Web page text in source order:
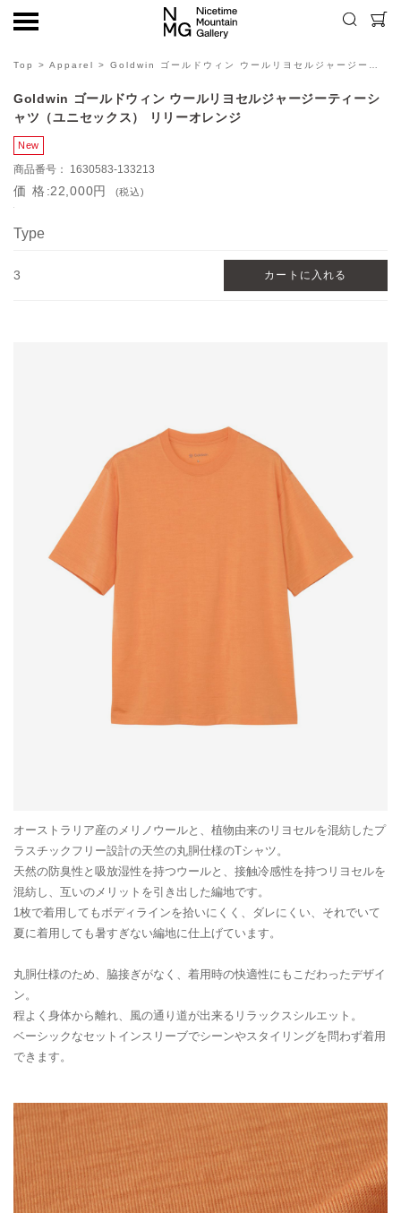
Top > Apparel > Goldwin ゴールドウィン ウールリヨセルジャージーティーシャツ（ユニセックス） リリーオレンジ
Goldwin ゴールドウィン ウールリヨセルジャージーティーシ
ャツ（ユニセックス） リリーオレンジ
1630583-133213
価格22,000円 (税込)
Type
3
オーストラリア産のメリノウールと、植物由来のリヨセルを混紡したプ
ラスチックフリー設計の天竺の丸胴仕様のTシャツ。
天然の防臭性と吸放湿性を持つウールと、接触冷感性を持つリヨセルを
混紡し、互いのメリットを引き出した編地です。
1枚で着用してもボディラインを拾いにくく、ダレにくい、それでいて
夏に着用しても暑すぎない編地に仕上げています。
丸胴仕様のため、脇接ぎがなく、着用時の快適性にもこだわったデザイ
ン。
程よく身体から離れ、風の通り道が出来るリラックスシルエット。
ベーシックなセットインスリーブでシーンやスタイリングを問わず着用
できます。